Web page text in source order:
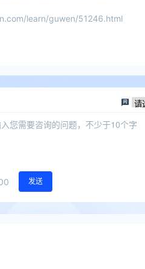
learn/guwen/51246.html
发送